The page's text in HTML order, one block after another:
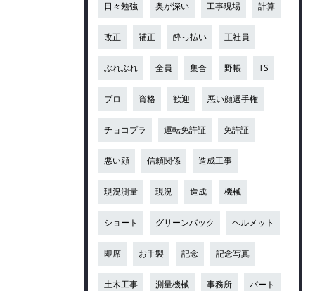
日々勉強 奥が深い 工事現場 計算
改正 補正 酔っ払い 正社員
ぶれぶれ 全員 集合 野帳 TS
プロ 資格 歓迎 悪い顔選手権
チョコプラ 運転免許証 免許証
悪い顔 信頼関係 造成工事
現況測量 現況 造成 機械
ショート グリーンバック ヘルメット
即席 お手製 記念 記念写真
土木工事 測量機械 事務所 パート